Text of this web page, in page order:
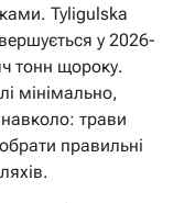
Tyligulska
у 2026-
тонн щороку.
мінімально,
трави
правильні